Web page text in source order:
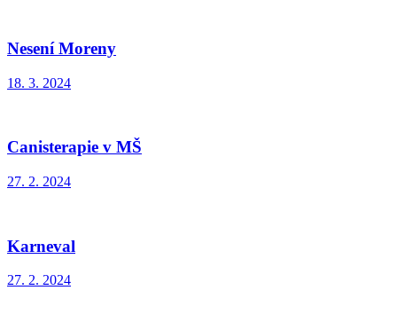
Nesení Moreny
18. 3. 2024
Canisterapie v MŠ
27. 2. 2024
Karneval
27. 2. 2024